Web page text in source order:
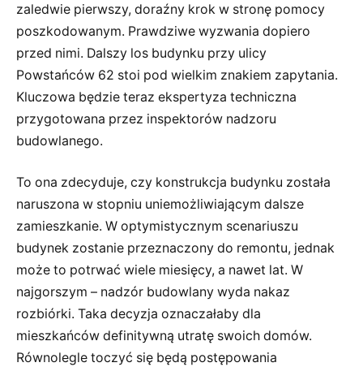
zaledwie pierwszy, doraźny krok w stronę pomocy
poszkodowanym. Prawdziwe wyzwania dopiero
przed nimi. Dalszy los budynku przy ulicy
Powstańców 62 stoi pod wielkim znakiem zapytania.
Kluczowa będzie teraz ekspertyza techniczna
przygotowana przez inspektorów nadzoru
budowlanego.
To ona zdecyduje, czy konstrukcja budynku została
naruszona w stopniu uniemożliwiającym dalsze
zamieszkanie. W optymistycznym scenariuszu
budynek zostanie przeznaczony do remontu, jednak
może to potrwać wiele miesięcy, a nawet lat. W
najgorszym – nadzór budowlany wyda nakaz
rozbiórki. Taka decyzja oznaczałaby dla
mieszkańców definitywną utratę swoich domów.
Równolegle toczyć się będą postępowania